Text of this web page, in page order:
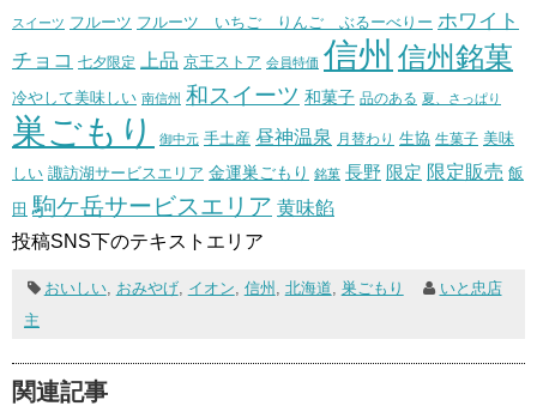
スイーツ フルーツ フルーツ いちご りんご ぶるーべりー ホワイト
チョコ 七夕限定 上品 京王ストア 会員特価 信州 信州銘菓
冷やして美味しい 南信州 和スイーツ 和菓子 品のある 夏、さっぱり
巣ごもり 御中元 手土産 昼神温泉 月替わり 生協 生菓子 美味
しい 諏訪湖サービスエリア 金運巣ごもり 銘菓 長野 限定 限定販売 飯
田 駒ケ岳サービスエリア 黄味餡
投稿SNS下のテキストエリア
おいしい, おみやげ, イオン 信州 北海道 巣ごもり
いと忠店
主
関連記事